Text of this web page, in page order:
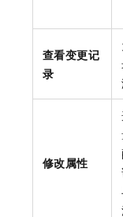
查看变更记
录
修改属性